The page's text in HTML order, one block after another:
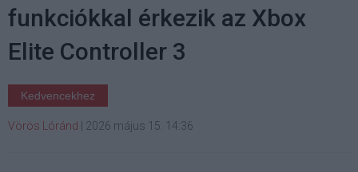
funkciókkal érkezik az Xbox
Elite Controller 3
Kedvencekhez
Vörös Lóránd 2026 május 15. 14:36